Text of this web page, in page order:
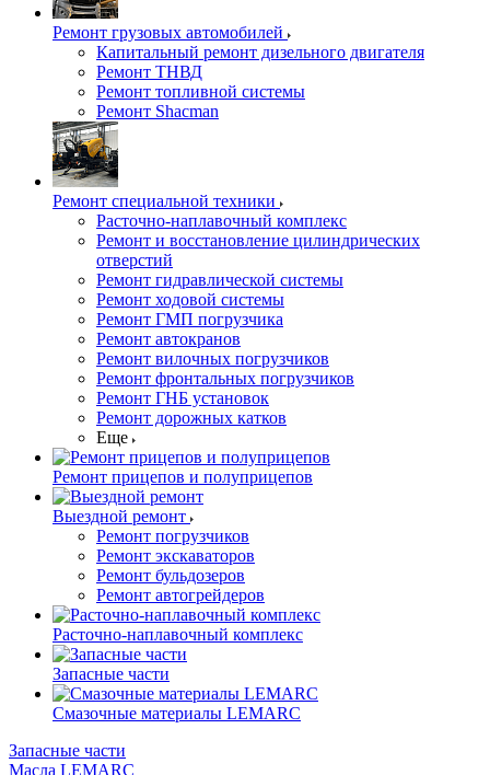
Ремонт грузовых автомобилей
Капитальный ремонт дизельного двигателя
Ремонт ТНВД
Ремонт топливной системы
Ремонт Shacman
Ремонт специальной техники
Расточно-наплавочный комплекс
Ремонт и восстановление цилиндрических
отверстий
Ремонт гидравлической системы
Ремонт ходовой системы
Ремонт ГМП погрузчика
Ремонт автокранов
Ремонт вилочных погрузчиков
Ремонт фронтальных погрузчиков
Ремонт ГНБ установок
Ремонт дорожных катков
Еще
Ремонт прицепов и полуприцепов
Выездной ремонт
Ремонт погрузчиков
Ремонт экскаваторов
Ремонт бульдозеров
Ремонт автогрейдеров
Расточно-наплавочный комплекс
Запасные части
Смазочные материалы LEMARC
Запасные части
Масла LEMARC